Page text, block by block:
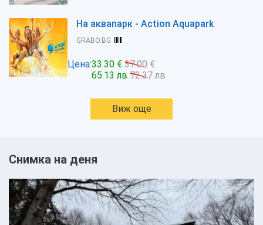
На аквапарк - Action Aquapark
GRABO.BG
Цена:33.30 € 37.00 €
65.13 лв 72.37 лв
Виж още
Снимка на деня